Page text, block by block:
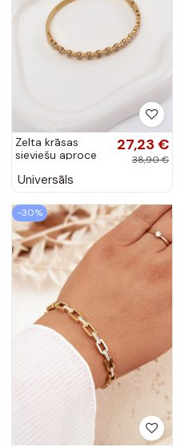
Zelta krāsas
sieviešu aproce
akmentiņiem
27,23 €
38,90 €
Universāls
-30%